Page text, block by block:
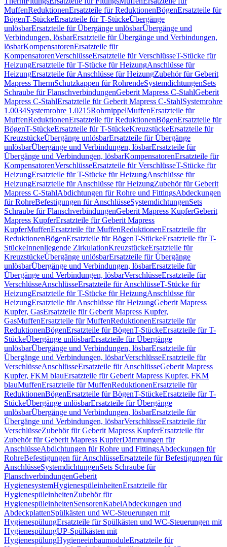
MuffenReduktionenErsatzteile für ReduktionenBögenErsatzteile für
BögenT-StückeErsatzteile für T-StückeÜbergänge
unlösbarErsatzteile für Übergänge unlösbarÜbergänge und
Verbindungen, lösbarErsatzteile für Übergänge und Verbindungen,
lösbarKompensatorenErsatzteile für
KompensatorenVerschlüsseErsatzteile für VerschlüsseT-Stücke für
HeizungErsatzteile für T-Stücke für HeizungAnschlüsse für
HeizungErsatzteile für Anschlüsse für HeizungZubehör für Geberit
Mapress ThermSchutzkappen für RohrendeSystemdichtungenSets
Schraube für FlanschverbindungenGeberit Mapress C-StahlGeberit
Mapress C-StahlErsatzteile für Geberit Mapress C-StahlSystemrohre
1.0034Systemrohre 1.0215RohrnippelMuffenErsatzteile für
MuffenReduktionenErsatzteile für ReduktionenBögenErsatzteile für
BögenT-StückeErsatzteile für T-StückeKreuzstückeErsatzteile für
KreuzstückeÜbergänge unlösbarErsatzteile für Übergänge
unlösbarÜbergänge und Verbindungen, lösbarErsatzteile für
Übergänge und Verbindungen, lösbarKompensatorenErsatzteile für
KompensatorenVerschlüsseErsatzteile für VerschlüsseT-Stücke für
HeizungErsatzteile für T-Stücke für HeizungAnschlüsse für
HeizungErsatzteile für Anschlüsse für HeizungZubehör für Geberit
Mapress C-StahlAbdichtungen für Rohre und FittingsAbdeckungen
für RohreBefestigungen für AnschlüsseSystemdichtungenSets
Schraube für FlanschverbindungenGeberit Mapress KupferGeberit
Mapress KupferErsatzteile für Geberit Mapress
KupferMuffenErsatzteile für MuffenReduktionenErsatzteile für
ReduktionenBögenErsatzteile für BögenT-StückeErsatzteile für T-
StückeInnenliegende ZirkulationKreuzstückeErsatzteile für
KreuzstückeÜbergänge unlösbarErsatzteile für Übergänge
unlösbarÜbergänge und Verbindungen, lösbarErsatzteile für
Übergänge und Verbindungen, lösbarVerschlüsseErsatzteile für
VerschlüsseAnschlüsseErsatzteile für AnschlüsseT-Stücke für
HeizungErsatzteile für T-Stücke für HeizungAnschlüsse für
HeizungErsatzteile für Anschlüsse für HeizungGeberit Mapress
Kupfer, GasErsatzteile für Geberit Mapress Kupfer,
GasMuffenErsatzteile für MuffenReduktionenErsatzteile für
ReduktionenBögenErsatzteile für BögenT-StückeErsatzteile für T-
StückeÜbergänge unlösbarErsatzteile für Übergänge
unlösbarÜbergänge und Verbindungen, lösbarErsatzteile für
Übergänge und Verbindungen, lösbarVerschlüsseErsatzteile für
VerschlüsseAnschlüsseErsatzteile für AnschlüsseGeberit Mapress
Kupfer, FKM blauErsatzteile für Geberit Mapress Kupfer, FKM
blauMuffenErsatzteile für MuffenReduktionenErsatzteile für
ReduktionenBögenErsatzteile für BögenT-StückeErsatzteile für T-
StückeÜbergänge unlösbarErsatzteile für Übergänge
unlösbarÜbergänge und Verbindungen, lösbarErsatzteile für
Übergänge und Verbindungen, lösbarVerschlüsseErsatzteile für
VerschlüsseZubehör für Geberit Mapress KupferErsatzteile für
Zubehör für Geberit Mapress KupferDämmungen für
AnschlüsseAbdichtungen für Rohre und FittingsAbdeckungen für
RohreBefestigungen für AnschlüsseErsatzteile für Befestigungen für
AnschlüsseSystemdichtungenSets Schraube für
FlanschverbindungenGeberit
HygienesystemHygienespüleinheitenErsatzteile für
HygienespüleinheitenZubehör für
HygienespüleinheitenSensorenKabelAbdeckungen und
AbdeckplattenSpülkästen und WC-Steuerungen mit
HygienespülungErsatzteile für Spülkästen und WC-Steuerungen mit
HygienespülungUP-Spülkästen mit
HygienespülungHygieneeinbaumoduleErsatzteile für